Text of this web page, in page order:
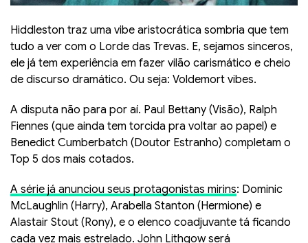
Hiddleston traz uma vibe aristocrática sombria que tem
tudo a ver com o Lorde das Trevas. E, sejamos sinceros,
ele já tem experiência em fazer vilão carismático e cheio
de discurso dramático. Ou seja: Voldemort vibes.
A disputa não para por aí. Paul Bettany (Visão), Ralph
Fiennes (que ainda tem torcida pra voltar ao papel) e
Benedict Cumberbatch (Doutor Estranho) completam o
Top 5 dos mais cotados.
A série já anunciou seus protagonistas mirins: Dominic
McLaughlin (Harry), Arabella Stanton (Hermione) e
Alastair Stout (Rony), e o elenco coadjuvante tá ficando
cada vez mais estrelado. John Lithgow será